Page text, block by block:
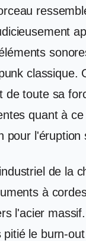
de toute sa
quant à
pour l'éruption
de la
à
l'acier
le burn-